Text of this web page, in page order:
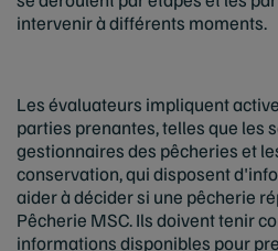
intervenir à différents moments.
Les évaluateurs impliquent
parties prenantes, telles que les
gestionnaires des pêcheries et
conservation, qui disposent
aider à décider si une pêcherie
Pêcherie MSC. Ils doivent tenir
informations disponibles pour